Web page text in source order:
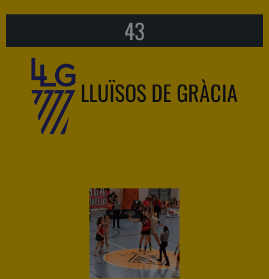
43
LLUÏSOS DE GRÀCIA